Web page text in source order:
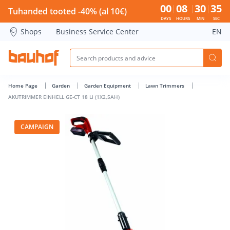
AKUTRIMMER EINHELL GE-CT 18 Li (1X2,5AH) - Bauhof has
Tuhanded tooted -40% (al 10€) 00
DAYS
08
HOURS
30
MIN
34
SEC
Shops Business Service Center EN
Home Page Garden Garden Equipment
Lawn Trimmers
AKUTRIMMER EINHELL GE-CT 18 Li (1X2,5AH)
CAMPAIGN